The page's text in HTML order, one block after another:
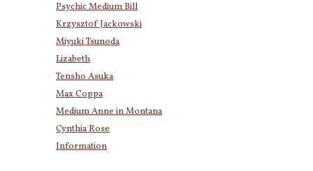
Psychic Medium Bill
Krzysztof Jackowski
Miyuki Tsunoda
Lizabeth
Tensho Asuka
Max Coppa
Medium Anne in Montana
Cynthia Rose
Information